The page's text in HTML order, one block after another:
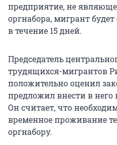
предприятие, не
оргнабора, мигрант
в течение 15 дней.
Председатель
трудящихся-мигрантов
положительно оценил
предложил внести в
Он считает, что
временное проживание
оргнабору.